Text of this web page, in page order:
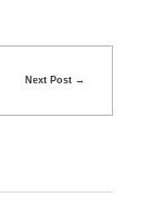
Next Post